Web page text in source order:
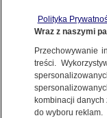
chmur
śniegiem
23.12.2024, 02:00
Udostępnij
Polityka
Wraz z naszymi
Przechowywanie
treści.
kombinacji
do wyboru reklam.